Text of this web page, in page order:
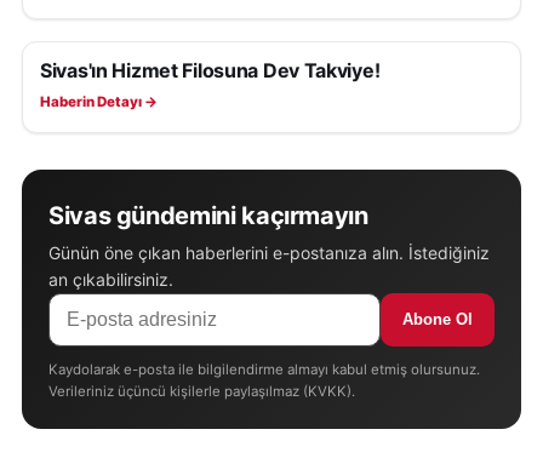
SIVAS HABERLERI
Sivas'ın Hizmet Filosuna Dev Takviye!
Haberin Detayı →
Sivas gündemini kaçırmayın
Günün öne çıkan haberlerini e-postanıza alın. İstediğiniz
an çıkabilirsiniz.
Abone Ol
Kaydolarak e-posta ile bilgilendirme almayı kabul etmiş olursunuz.
Verileriniz üçüncü kişilerle paylaşılmaz (KVKK).